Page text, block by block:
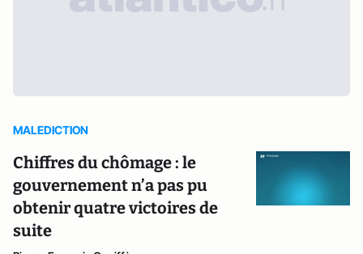
MALEDICTION
Chiffres du chômage : le
gouvernement n’a pas pu
obtenir quatre victoires de
suite